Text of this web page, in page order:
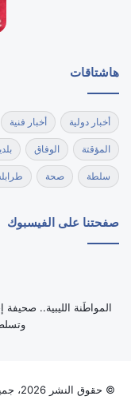
هاشتاقات
أخبار دولية أخبار فنية
المؤقتة الوفاق
سلطة صحة
صفحتنا على الفيسبوك
‏المواطَنة الليبية.. صحيفة
© حقوق النشر 2026، جميع الحقوق محفوظة |